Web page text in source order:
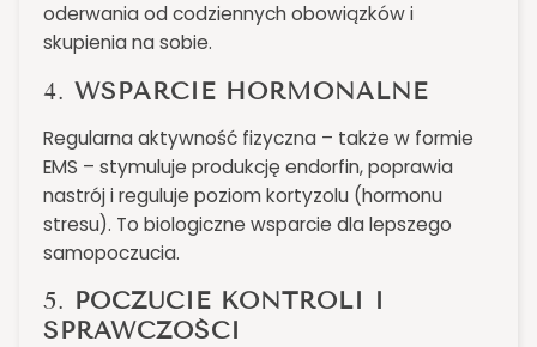
oderwania od codziennych obowiązków i
skupienia na sobie.
4. WSPARCIE HORMONALNE
Regularna aktywność fizyczna – także w formie
EMS – stymuluje produkcję endorfin, poprawia
nastrój i reguluje poziom kortyzolu (hormonu
stresu). To biologiczne wsparcie dla lepszego
samopoczucia.
5. POCZUCIE KONTROLI I
SPRAWCZOŚCI